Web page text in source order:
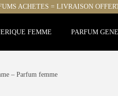
ACHETES = LIVRAISON
FEMME PARFUM
– Parfum femme